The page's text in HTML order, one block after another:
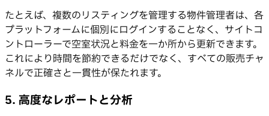
たとえば、複数のリスティングを管理する物件管理者は、各
プラットフォームに個別にログインすることなく、サイトコ
ントローラーで空室状況と料金を一か所から更新できます。
これにより時間を節約できるだけでなく、すべての販売チャ
ネルで正確さと一貫性が保たれます。
5. 高度なレポートと分析